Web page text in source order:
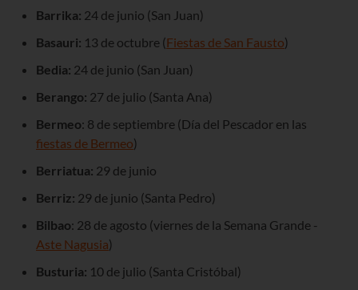
Barrika: 24 de junio (San Juan)
Basauri: 13 de octubre (Fiestas de San Fausto)
Bedia: 24 de junio (San Juan)
Berango: 27 de julio (Santa Ana)
Bermeo: 8 de septiembre (Día del Pescador en las
fiestas de Bermeo)
Berriatua: 29 de junio
Berriz: 29 de junio (Santa Pedro)
Bilbao: 28 de agosto (viernes de la Semana Grande -
Aste Nagusia)
Busturia: 10 de julio (Santa Cristóbal)